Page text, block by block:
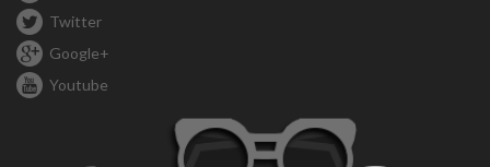
Twitter
Google+
Youtube